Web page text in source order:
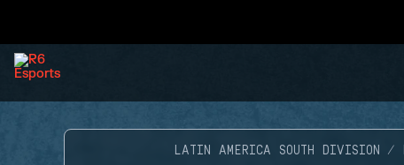
LATIN AMERICA SOUTH DIVISION